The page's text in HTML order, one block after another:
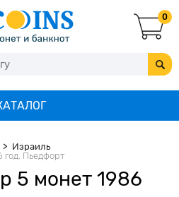
0
Израиль
год. Пьедфорт
5 монет 1986